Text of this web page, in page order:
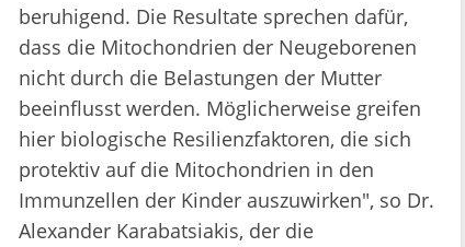
beruhigend. Die Resultate sprechen dafür,
dass die Mitochondrien der Neugeborenen
nicht durch die Belastungen der Mutter
beeinflusst werden. Möglicherweise greifen
hier biologische Resilienzfaktoren, die sich
protektiv auf die Mitochondrien in den
Immunzellen der Kinder auszuwirken", so Dr.
Alexander Karabatsiakis, der die